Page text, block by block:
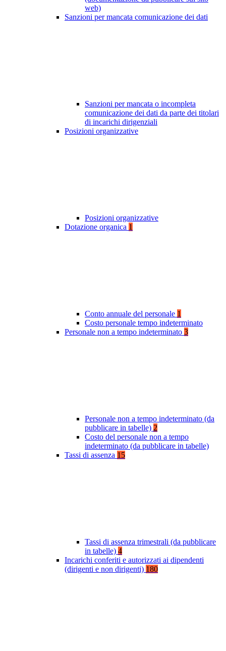
web)
Sanzioni per mancata comunicazione dei dati
Sanzioni per mancata o incompleta
comunicazione dei dati da parte dei titolari
di incarichi dirigenziali
Posizioni organizzative
Posizioni organizzative
Dotazione organica 1
Conto annuale del personale 1
Costo personale tempo indeterminato
Personale non a tempo indeterminato 3
Personale non a tempo indeterminato (da
pubblicare in tabelle) 2
Costo del personale non a tempo
indeterminato (da pubblicare in tabelle)
Tassi di assenza 15
Tassi di assenza trimestrali (da pubblicare
in tabelle) 4
Incarichi conferiti e autorizzati ai dipendenti
(dirigenti e non dirigenti) 180